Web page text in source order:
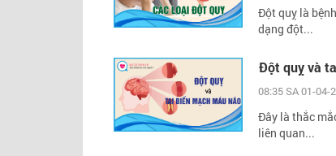
Đột quỵ là
dạng đột...
Đột quỵ và
08:35 SA 01-04-
Đây là thắc
liên quan...